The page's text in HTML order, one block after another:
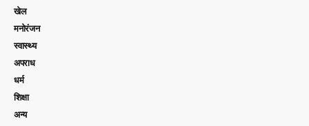
खेल
मनोरंजन
स्वास्थ्य
अपराध
धर्म
शिक्षा
अन्य